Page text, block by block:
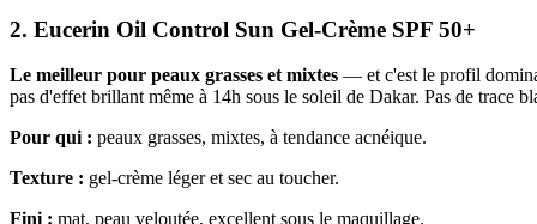
2. Eucerin Oil Control Sun Gel-Crème SPF 50+
Le meilleur pour peaux grasses et mixtes — et c'est le profil
pas d'effet brillant même à 14h sous le soleil de Dakar. Pas de trace
Pour qui : peaux grasses, mixtes, à tendance acnéique.
Texture : gel-crème léger et sec au toucher.
Fini : mat, peau veloutée, excellent sous le maquillage.